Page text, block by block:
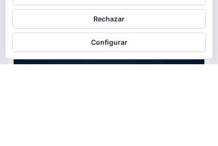
Rechazar
Configurar
Para obtener más información, incluido cómo gestionar las cookies,